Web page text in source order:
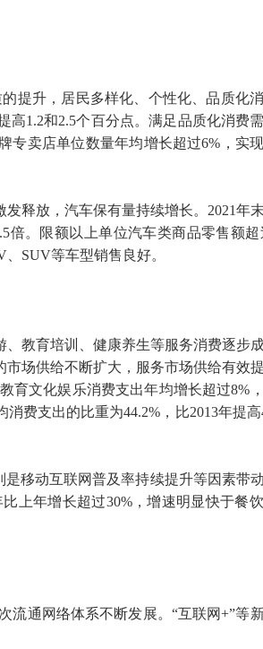
提升，居民多样化、个性化、品质化
高1.2和2.5个百分点。满足品质化消费
专卖店单位数量年均增长超过6%，实
释放，汽车保有量持续增长。2021年
倍。限额以上单位汽车类商品零售额超
SUV等车型销售良好。
教育培训、健康养生等服务消费逐步
场供给不断扩大，服务市场供给有效
文化娱乐消费支出年均增长超过8%，
费支出的比重为44.2%，比2013年提
是移动互联网普及率持续提升等因素带
上年增长超过30%，增速明显快于餐
通网络体系不断发展。“互联网+”等